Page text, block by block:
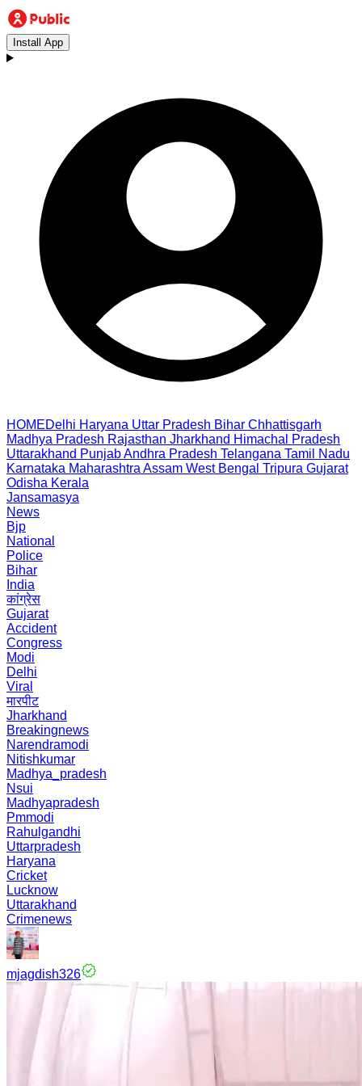
Install App
HOMEDelhi Haryana Uttar Pradesh Bihar Chhattisgarh
Madhya Pradesh Rajasthan Jharkhand Himachal Pradesh
Uttarakhand PunjabAndhra Pradesh Telangana Tamil Nadu
Karnataka Maharashtra Assam West Bengal Tripura Gujarat
Odisha Kerala
Jansamasya
News
Bjp
National
Police
Bihar
India
कांग्रेस
Gujarat
Accident
Congress
Modi
Delhi
Viral
मारपीट
Jharkhand
Breakingnews
Narendramodi
Nitishkumar
Madhya_pradesh
Nsui
Madhyapradesh
Pmmodi
Rahulgandhi
Uttarpradesh
Haryana
Cricket
Lucknow
Uttarakhand
Crimenews
mjagdish326